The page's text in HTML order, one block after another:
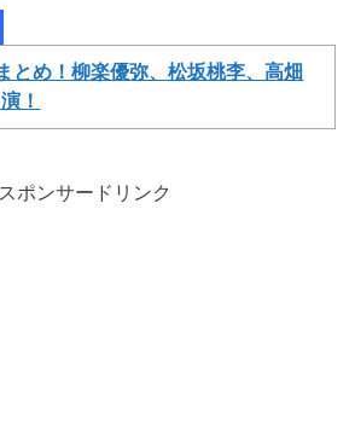
とめ！柳楽優弥、松坂桃李、高畑
！
スポンサードリンク